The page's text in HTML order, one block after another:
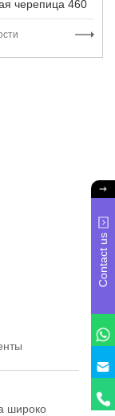
черепица 460
широко
Contact us